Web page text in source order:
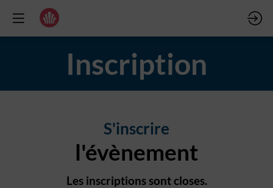
Inscription
S'inscrire
l'évènement
Les inscriptions sont closes.